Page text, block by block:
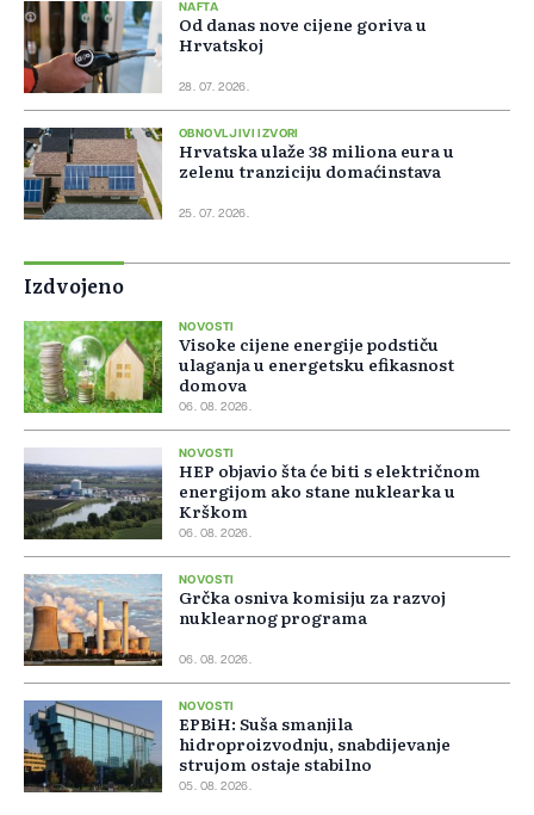
NAFTA
Od danas nove cijene goriva u
Hrvatskoj
28. 07. 2026.
OBNOVLJIVI IZVORI
Hrvatska ulaže 38 miliona eura u
zelenu tranziciju domaćinstava
25. 07. 2026.
Izdvojeno
NOVOSTI
Visoke cijene energije podstiču
ulaganja u energetsku efikasnost
domova
06. 08. 2026.
NOVOSTI
HEP objavio šta će biti s električnom
energijom ako stane nuklearka u
Krškom
06. 08. 2026.
NOVOSTI
Grčka osniva komisiju za razvoj
nuklearnog programa
06. 08. 2026.
NOVOSTI
EPBiH: Suša smanjila
hidroproizvodnju, snabdijevanje
strujom ostaje stabilno
05. 08. 2026.